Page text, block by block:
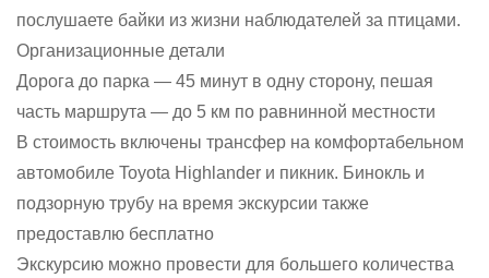
послушаете байки из жизни наблюдателей за птицами.
Организационные детали
Дорога до парка — 45 минут в одну сторону, пешая
часть маршрута — до 5 км по равнинной местности
В стоимость включены трансфер на комфортабельном
автомобиле Toyota Highlander и пикник. Бинокль и
подзорную трубу на время экскурсии также
предоставлю бесплатно
Экскурсию можно провести для большего количества